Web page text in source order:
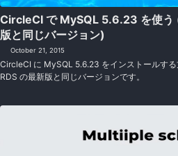
CircleCI で MySQL 5.6.23 を使う
版と同じバージョン)
October 21, 2015
CircleCI に MySQL 5.6.23 をインストールす
RDS の最新版と同じバージョンです。